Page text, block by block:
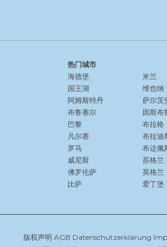
热门城市
海德堡
国王湖
阿姆斯特丹
布鲁塞尔
巴黎
凡尔赛
罗马
威尼斯
佛罗伦萨
比萨
米兰
维也纳
萨尔茨
因斯布
布拉格
布拉迪
布达佩
苏格兰
英格兰
爱丁堡
版权声明 AGB Datenschutzerklärung